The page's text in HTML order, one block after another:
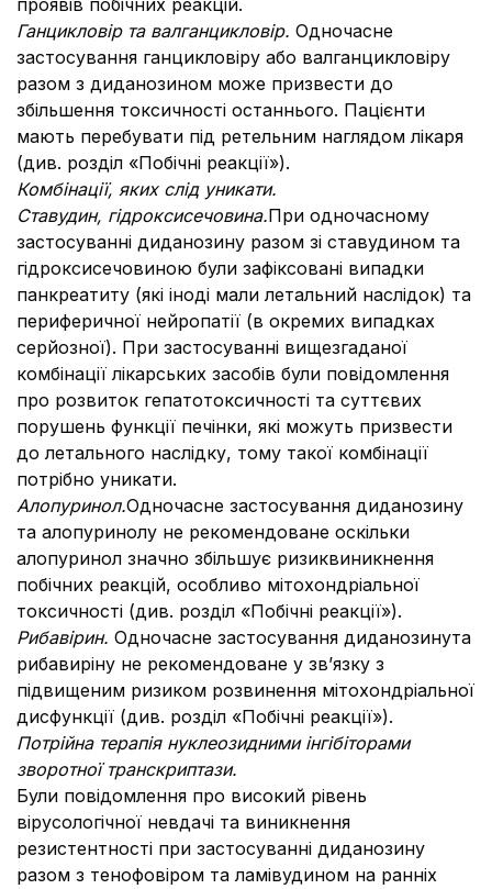
проявів побічних реакцій.
Ганцикловір та валганцикловір. Одночасне
застосування ганцикловіру або валганцикловіру
разом з диданозином може призвести до
збільшення токсичності останнього. Пацієнти
мають перебувати під ретельним наглядом лікаря
(див. розділ «Побічні реакції»).
Комбінації, яких слід уникати.
Ставудин, гідроксисечовина.При одночасному
застосуванні диданозину разом зі ставудином та
гідроксисечовиною були зафіксовані випадки
панкреатиту (які іноді мали летальний наслідок) та
периферичної нейропатії (в окремих випадках
серйозної). При застосуванні вищезгаданої
комбінації лікарських засобів були повідомлення
про розвиток гепатотоксичності та суттєвих
порушень функції печінки, які можуть призвести
до летального наслідку, тому такої комбінації
потрібно уникати.
Алопуринол.Одночасне застосування диданозину
та алопуринолу не рекомендоване оскільки
алопуринол значно збільшує ризиквиникнення
побічних реакцій, особливо мітохондріальної
токсичності (див. розділ «Побічні реакції»).
Рибавірин. Одночасне застосування диданозинута
рибавиріну не рекомендоване у зв’язку з
підвищеним ризиком розвинення мітохондріальної
дисфункції (див. розділ «Побічні реакції»).
Потрійна терапія нуклеозидними інгібіторами
зворотної транскриптази.
Були повідомлення про високий рівень
вірусологічної невдачі та виникнення
резистентності при застосуванні диданозину
разом з тенофовіром та ламівудином на ранніх